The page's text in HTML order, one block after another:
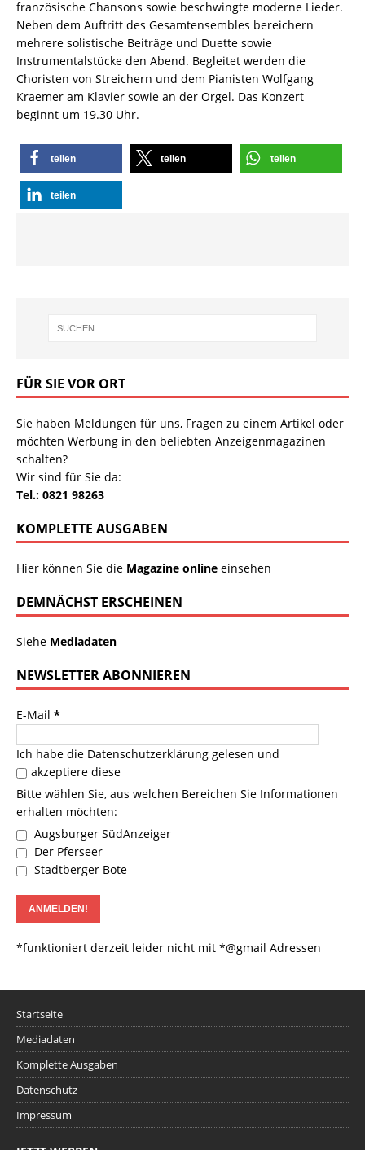
französische Chansons sowie beschwingte moderne Lieder.
Neben dem Auftritt des Gesamtensembles bereichern
mehrere solistische Beiträge und Duette sowie
Instrumentalstücke den Abend. Begleitet werden die
Choristen von Streichern und dem Pianisten Wolfgang
Kraemer am Klavier sowie an der Orgel. Das Konzert
beginnt um 19.30 Uhr.
teilen teilen teilen
teilen
FÜR SIE VOR ORT
Sie haben Meldungen für uns, Fragen zu einem Artikel oder
möchten Werbung in den beliebten Anzeigenmagazinen
schalten?
Wir sind für Sie da:
Tel.: 0821 98263
KOMPLETTE AUSGABEN
Hier können Sie die Magazine online einsehen
DEMNÄCHST ERSCHEINEN
Siehe Mediadaten
NEWSLETTER ABONNIEREN
E-Mail *
Ich habe die Datenschutzerklärung gelesen und
akzeptiere diese
Bitte wählen Sie, aus welchen Bereichen Sie Informationen
erhalten möchten:
Augsburger SüdAnzeiger
Der Pferseer
Stadtberger Bote
*funktioniert derzeit leider nicht mit *@gmail Adressen
Startseite
Mediadaten
Komplette Ausgaben
Datenschutz
Impressum